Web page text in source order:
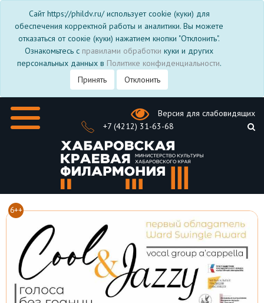
Сайт https://phildv.ru/ использует cookie (куки) для
обеспечения корректной работы и аналитики. Вы можете
отказаться от соокіе (куки) нажатием кнопки "Отклонить".
Ознакомьтесь с правилами обработки куки и других
персональных данных в Политике конфиденциальности.
Принять
Отклонить
Версия для слабовидящих
+7 (4212) 31-63-68
6++